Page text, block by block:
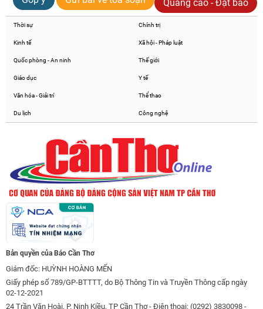
Quảng cáo - Đặt báo
Thời sự Chính trị
Kinh tế Xã hội - Pháp luật
Quốc phòng - An ninh Thế giới
Giáo dục Y tế
Văn hóa - Giải trí Thể thao
Du lịch Công nghệ
Bản quyền của Báo Cần Thơ
Giám đốc: HUỲNH HOÀNG MẾN
Giấy phép số 789/GP-BTTTT, do Bộ Thông Tin và Truyền Thông cấp ngày
02-12-2021
24 Trần Văn Hoài, P. Ninh Kiều, TP Cần Thơ - Điện thoại: (0292) 3830098 -